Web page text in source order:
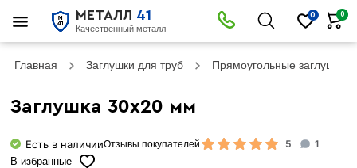
МЕТАЛЛ 41
Качественный металл
0 0
Главная Заглушки для труб Прямоугольные заглушки
Заглушка 30х20 мм
Есть в наличииОтзывы покупателей 5 1
В избранные